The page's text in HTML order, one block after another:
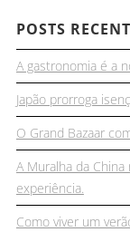
POSTS
A gastronomia é a
Japão prorroga
O Grand Bazaar
A Muralha da
experiência.
Como viver um